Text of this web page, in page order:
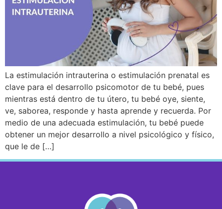
La estimulación intrauterina o estimulación prenatal es
clave para el desarrollo psicomotor de tu bebé, pues
mientras está dentro de tu útero, tu bebé oye, siente,
ve, saborea, responde y hasta aprende y recuerda. Por
medio de una adecuada estimulación, tu bebé puede
obtener un mejor desarrollo a nivel psicológico y físico,
que le de […]